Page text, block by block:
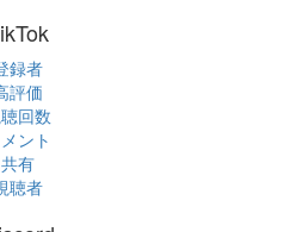
録者
評価
回数
ント
共有
聴者